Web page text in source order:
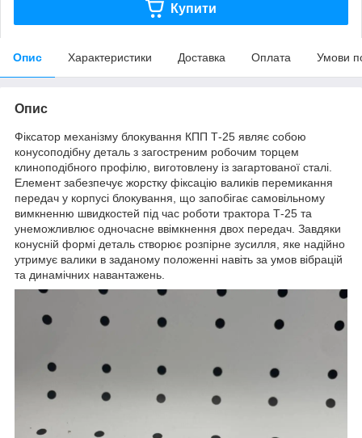
Купити
Опис Характеристики Доставка Оплата Умови
Опис
Фіксатор механізму блокування КПП Т-25 являє собою
конусоподібну деталь з загостреним робочим торцем
клиноподібного профілю, виготовлену із загартованої сталі.
Елемент забезпечує жорстку фіксацію валиків перемикання
передач у корпусі блокування, що запобігає самовільному
вимкненню швидкостей під час роботи трактора Т-25 та
унеможливлює одночасне ввімкнення двох передач. Завдяки
конусній формі деталь створює розпірне зусилля, яке надійно
утримує валики в заданому положенні навіть за умов вібрацій
та динамічних навантажень.